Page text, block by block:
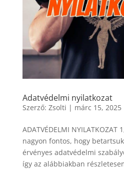
Adatvédelmi nyilatkozat
Szerző: Zsolti | márc 15, 2025
ADATVÉDELMI NYILATKOZAT
nagyon fontos, hogy
érvényes adatvédelmi
így az alábbiakban